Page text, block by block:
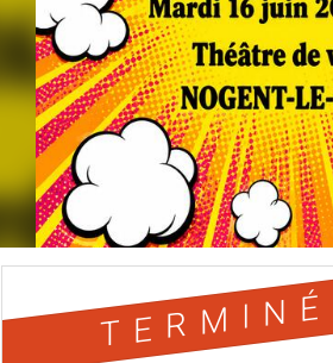
TERMINÉ